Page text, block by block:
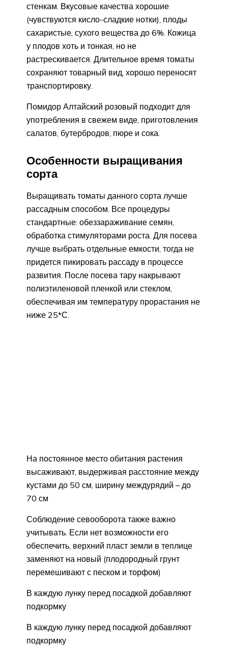
стенкам. Вкусовые качества хорошие
(чувствуются кисло-сладкие нотки), плоды
сахаристые, сухого вещества до 6%. Кожица
у плодов хоть и тонкая, но не
растрескивается. Длительное время томаты
сохраняют товарный вид, хорошо переносят
транспортировку.
Помидор Алтайский розовый подходит для
употребления в свежем виде, приготовления
салатов, бутербродов, пюре и сока.
Особенности выращивания
сорта
Выращивать томаты данного сорта лучше
рассадным способом. Все процедуры
стандартные: обеззараживание семян,
обработка стимуляторами роста. Для посева
лучше выбрать отдельные емкости, тогда не
придется пикировать рассаду в процессе
развития. После посева тару накрывают
полиэтиленовой пленкой или стеклом,
обеспечивая им температуру прорастания не
ниже 25*С.
На постоянное место обитания растения
высаживают, выдерживая расстояние между
кустами до 50 см, ширину междурядий – до
70 см
Соблюдение севооборота также важно
учитывать. Если нет возможности его
обеспечить, верхний пласт земли в теплице
заменяют на новый (плодородный грунт
перемешивают с песком и торфом)
В каждую лунку перед посадкой добавляют
подкормку
В каждую лунку перед посадкой добавляют
подкормку